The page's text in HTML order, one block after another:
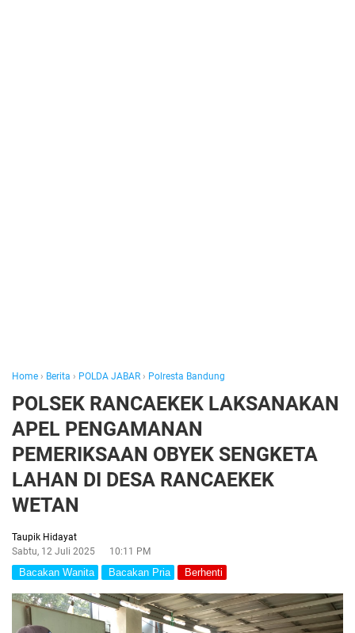
Home › Berita › POLDA JABAR › Polresta Bandung
POLSEK RANCAEKEK LAKSANAKAN
APEL PENGAMANAN
PEMERIKSAAN OBYEK SENGKETA
LAHAN DI DESA RANCAEKEK
WETAN
Taupik Hidayat
Sabtu, 12 Juli 2025
10:11 PM
Bacakan Wanita Bacakan Pria Berhenti